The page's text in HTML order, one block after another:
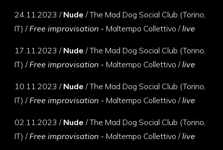
24.11.2023 / Nude / The Mad Dog Social Club (Torino,
IT) /Free improvisation - Maltempo Collettivo /live
17.11.2023 / Nude / The Mad Dog Social Club (Torino,
IT) /Free improvisation - Maltempo Collettivo /live
10.11.2023 / Nude/ The Mad Dog Social Club (Torino,
IT) /Free improvisation - Maltempo Collettivo /live
02.11.2023 / Nude / The Mad Dog Social Club (Torino,
IT) /Free improvisation - Maltempo Collettivo /live